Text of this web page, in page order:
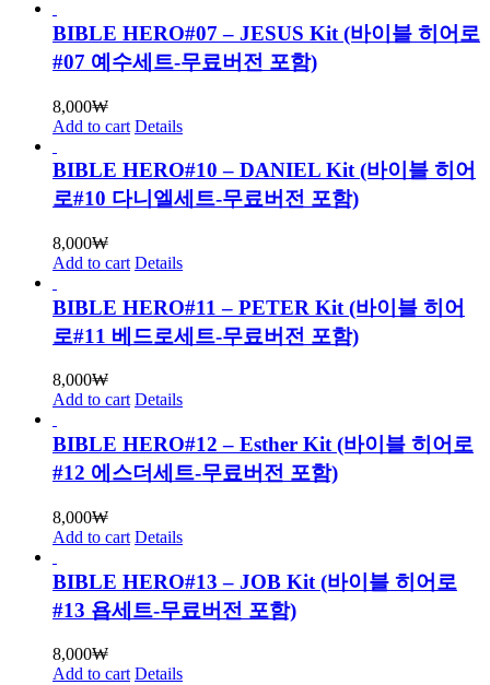
BIBLE HERO#07 – JESUS Kit (바이블 히어로
#07 예수세트-무료버전 포함)
8,000₩
Add to cart Details
BIBLE HERO#10 – DANIEL Kit (바이블 히어
로#10 다니엘세트-무료버전 포함)
8,000₩
Add to cart Details
BIBLE HERO#11 – PETER Kit (바이블 히어
로#11 베드로세트-무료버전 포함)
8,000₩
Add to cart Details
BIBLE HERO#12 – Esther Kit (바이블 히어로
#12 에스더세트-무료버전 포함)
8,000₩
Add to cart Details
BIBLE HERO#13 – JOB Kit (바이블 히어로
#13 욥세트-무료버전 포함)
8,000₩
Add to cart Details